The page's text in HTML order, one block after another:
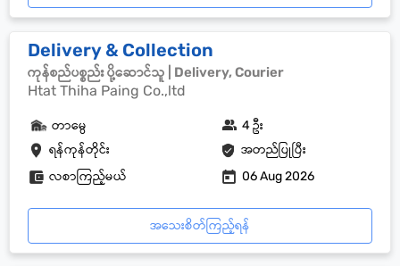
Delivery & Collection
ကုန်စည်ပစ္စည်း ပို့ဆောင်သူ | Delivery, Courier
Htat Thiha Paing Co.,ltd
ရန်ကုန်တိုင်း အတည်ပြုပြီး
တာမွေ 4 ဦး
လစာကြည့်မယ် 06 Aug 2026
အသေးစိတ်ကြည့်ရန်